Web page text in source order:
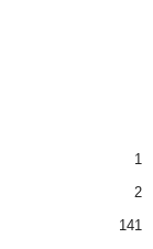
1
2
141